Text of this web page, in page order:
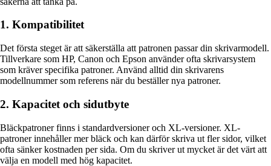
1. Kompatibilitet
Det första steget är att säkerställa att patronen passar din skrivarmodell.
Tillverkare som HP, Canon och Epson använder ofta skrivarsystem
som kräver specifika patroner. Använd alltid din skrivarens
modellnummer som referens när du beställer nya patroner.
2. Kapacitet och sidutbyte
Bläckpatroner finns i standardversioner och XL-versioner. XL-
patroner innehåller mer bläck och kan därför skriva ut fler sidor, vilket
ofta sänker kostnaden per sida. Om du skriver ut mycket är det värt att
välja en modell med hög kapacitet.